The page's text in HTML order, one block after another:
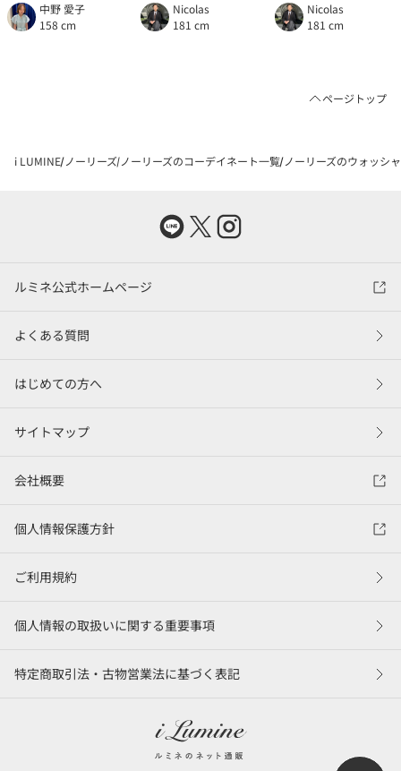
中野 愛子
158 cm
Nicolas
181 cm
Nicolas
181 cm
ページトップ
i LUMINE ノーリーズ ノーリーズのコーデイネート一覧 ノーリーズのウォッシ
ルミネ公式ホームページ
よくある質問
はじめての方へ
サイトマップ
会社概要
個人情報保護方針
ご利用規約
個人情報の取扱いに関する重要事項
特定商取引法・古物営業法に基づく表記